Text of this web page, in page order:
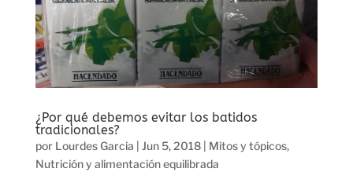
¿Por qué debemos evitar los batidos
tradicionales?
por Lourdes Garcia Jun 5, 2018| Mitos y tópicos,
Nutrición y alimentación equilibrada